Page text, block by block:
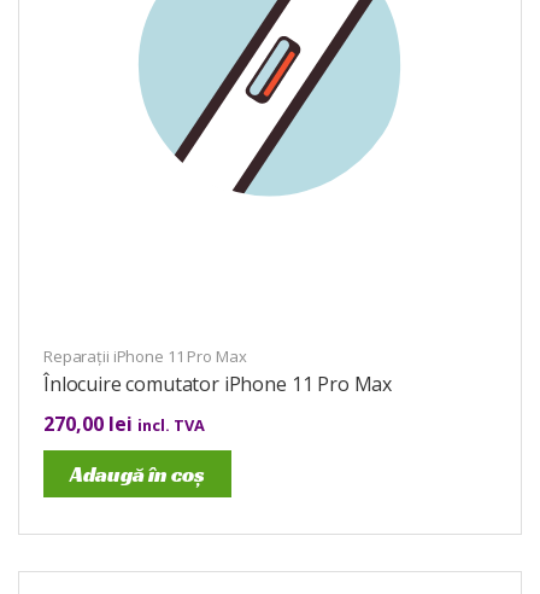
Reparații iPhone 11 Pro Max
Înlocuire comutator iPhone 11 Pro Max
270,00 lei incl. TVA
Adaugă în coș